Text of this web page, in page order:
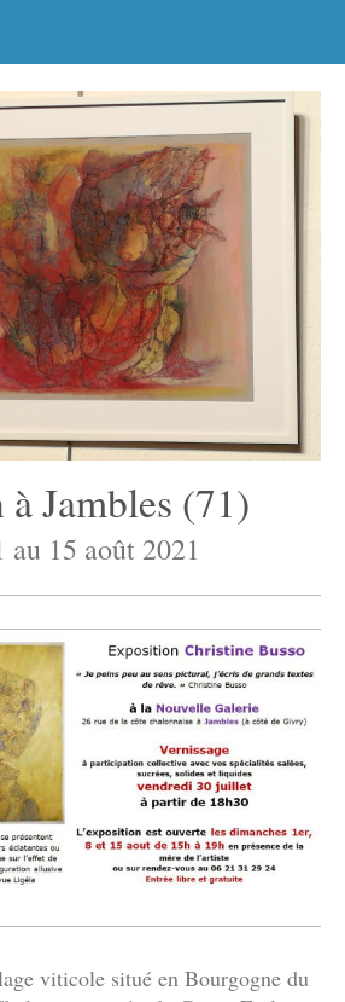
Jambles (71)
au 15 août 2021
viticole situé en Bourgogne du